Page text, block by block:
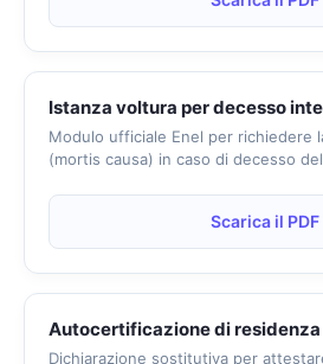
Istanza voltura per decesso
Modulo ufficiale Enel per richiedere
(mortis causa) in caso di decesso
Scarica il PDF
Autocertificazione di residenza
Dichiarazione sostitutiva per